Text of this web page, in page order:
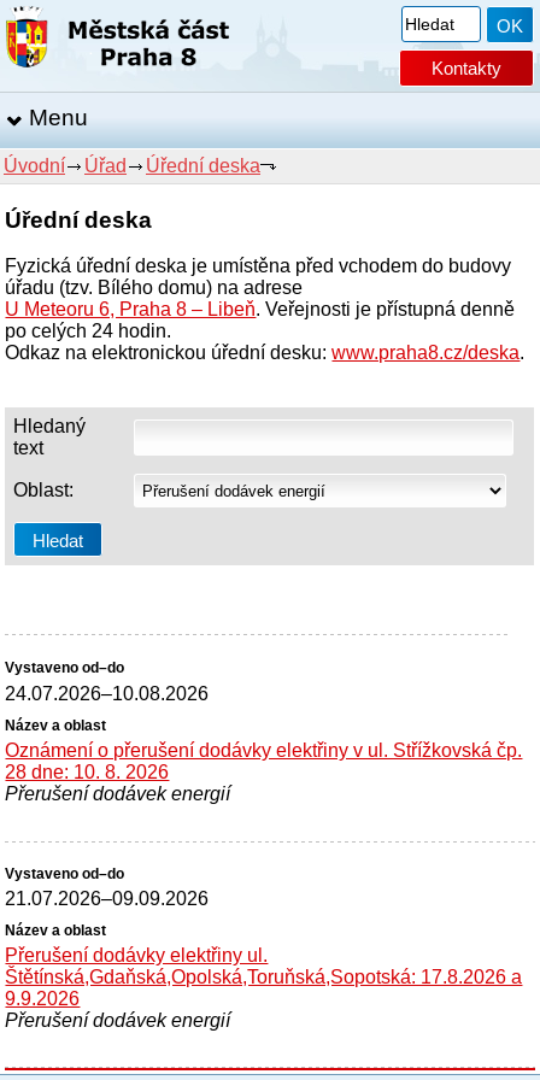
Kontakty
Menu
Úvodní Úřad Úřední deska
Úřední deska
Fyzická úřední deska je umístěna před vchodem do budovy
úřadu (tzv. Bílého domu) na adrese
U Meteoru 6, Praha 8 – Libeň. Veřejnosti je přístupná denně
po celých 24 hodin.
Odkaz na elektronickou úřední desku:www.praha8.cz/deska.
Hledaný
text
Oblast:
24.07.2026–10.08.2026
Oznámení o přerušení dodávky elektřiny v ul. Střížkovská čp.
28 dne: 10. 8. 2026
Přerušení dodávek energií
21.07.2026–09.09.2026
Přerušení dodávky elektřiny ul.
Štětínská,Gdaňská,Opolská,Toruňská,Sopotská: 17.8.2026 a
9.9.2026
Přerušení dodávek energií